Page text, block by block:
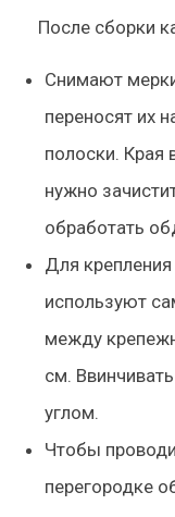
После сборки
Снимают
переносят их
полоски. Края
нужно
обработать
Для крепления
используют
между
см.
углом.
Чтобы
перегородке